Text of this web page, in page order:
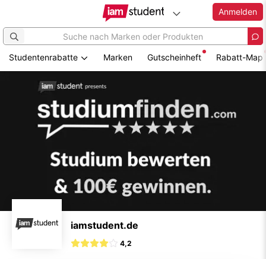
Hauptinhalt
Anmelden
Studentenrabatte Marken Gutscheinheft Rabatt-Map
iamstudent.de
4,2